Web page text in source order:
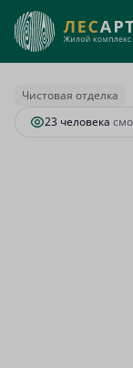
1-комнатная
Ипотека от 27 494 руб.
Чистовая отделка
23 человекa